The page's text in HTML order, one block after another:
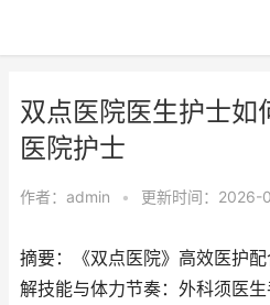
双点医院医生护士如
医院护士
作者： admin • 更新时间：2026-
摘要：《双点医院》高效医护
解技能与体力节奏：外科须医